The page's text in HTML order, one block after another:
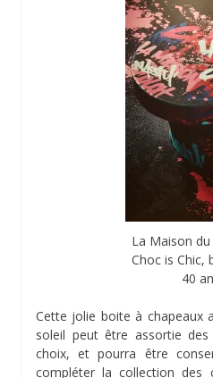
La Maison
Choc is Chic,
40
Cette jolie boite à chapeaux
soleil peut être assortie
choix, et pourra être
compléter la collection des